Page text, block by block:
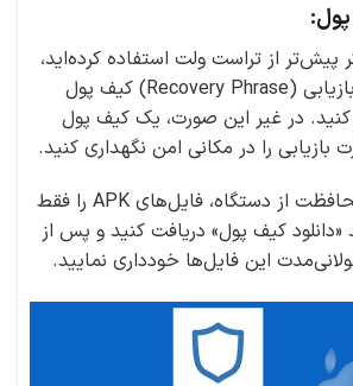
پیش‌تر از تراست ولت استفاده کرده‌اید،
با وارد کردن عبارت بازیابی (Recovery Phrase) کیف پول
کنید. در غیر این صورت، یک کیف پول
بازیابی را در مکانی امن نگهداری کنید.
نکته امنیتی: برای محافظت از دستگاه، فایل‌های APK را فقط
«دانلود کیف پول» دریافت کنید و پس از
این فایل‌ها خودداری نمایید.